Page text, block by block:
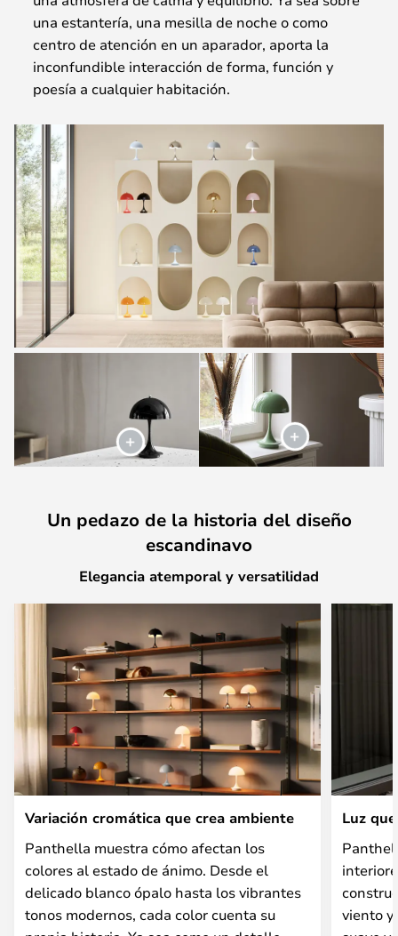
una estantería, una mesilla de noche o como
centro de atención en un aparador, aporta la
inconfundible interacción de forma, función y
poesía a cualquier habitación.
Un pedazo de la historia del diseño
escandinavo
Elegancia atemporal y versatilidad
Variación cromática que crea ambiente
Panthella muestra cómo afectan los
colores al estado de ánimo. Desde el
delicado blanco ópalo hasta los vibrantes
tonos modernos, cada color cuenta su
Luz
viento y